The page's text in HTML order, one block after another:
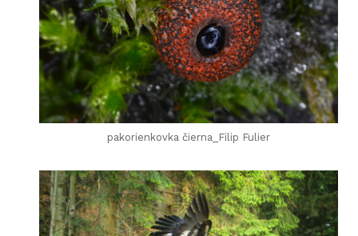
pakorienkovka čierna_Filip Fulier